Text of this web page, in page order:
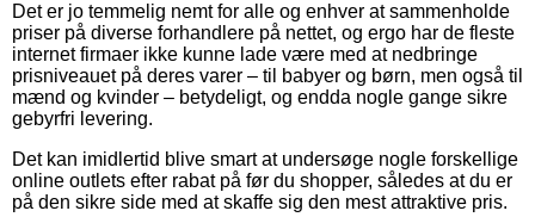
Det er jo temmelig nemt for alle og enhver at sammenholde
priser på diverse forhandlere på nettet, og ergo har de fleste
internet firmaer ikke kunne lade være med at nedbringe
prisniveauet på deres varer – til babyer og børn, men også til
mænd og kvinder – betydeligt, og endda nogle gange sikre
gebyrfri levering.
Det kan imidlertid blive smart at undersøge nogle forskellige
online outlets efter rabat på før du shopper, således at du er
på den sikre side med at skaffe sig den mest attraktive pris.